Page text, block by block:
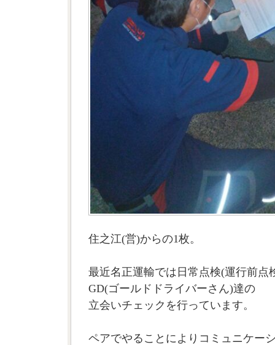
住之江(営)からの1枚。
最近名正運輸では日常点検(運行前点
GD(ゴールドドライバーさん)達の
立会いチェックを行っています。
ペアでやることによりコミュニケー